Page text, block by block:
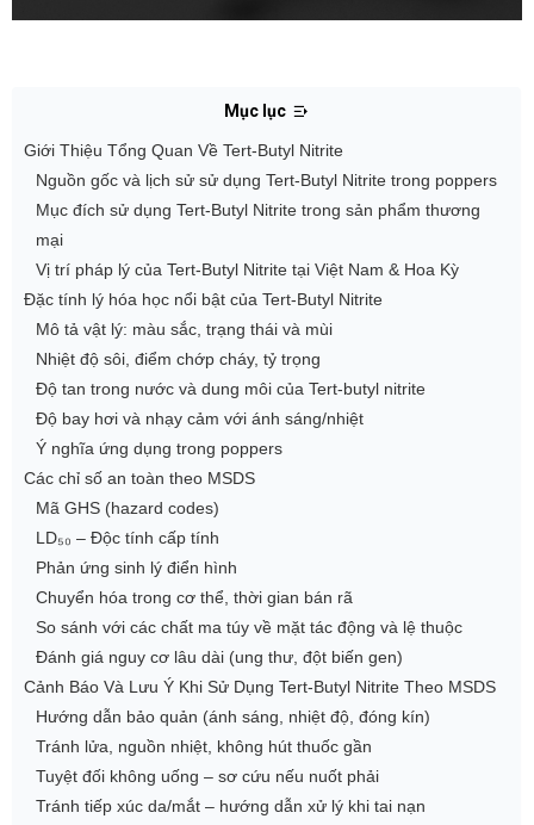
Mục lục
Giới Thiệu Tổng Quan Về Tert-Butyl Nitrite
Nguồn gốc và lịch sử sử dụng Tert-Butyl Nitrite trong poppers
Mục đích sử dụng Tert-Butyl Nitrite trong sản phẩm thương
mại
Vị trí pháp lý của Tert-Butyl Nitrite tại Việt Nam & Hoa Kỳ
Đặc tính lý hóa học nổi bật của Tert-Butyl Nitrite
Mô tả vật lý: màu sắc, trạng thái và mùi
Nhiệt độ sôi, điểm chớp cháy, tỷ trọng
Độ tan trong nước và dung môi của Tert-butyl nitrite
Độ bay hơi và nhạy cảm với ánh sáng/nhiệt
Ý nghĩa ứng dụng trong poppers
Các chỉ số an toàn theo MSDS
Mã GHS (hazard codes)
LD₅₀ – Độc tính cấp tính
Phản ứng sinh lý điển hình
Chuyển hóa trong cơ thể, thời gian bán rã
So sánh với các chất ma túy về mặt tác động và lệ thuộc
Đánh giá nguy cơ lâu dài (ung thư, đột biến gen)
Cảnh Báo Và Lưu Ý Khi Sử Dụng Tert-Butyl Nitrite Theo MSDS
Hướng dẫn bảo quản (ánh sáng, nhiệt độ, đóng kín)
Tránh lửa, nguồn nhiệt, không hút thuốc gần
Tuyệt đối không uống – sơ cứu nếu nuốt phải
Tránh tiếp xúc da/mắt – hướng dẫn xử lý khi tai nạn